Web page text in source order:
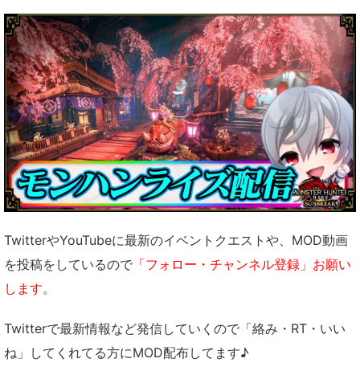
TwitterやYouTubeに最新のイベントクエストや、MOD動画
を投稿をしているので 「フォロー・チャンネル登録」お願い
します。
Twitterで最新情報など発信していくので「絡み・RT・いい
ね」してくれてる方にMOD配布してます♪